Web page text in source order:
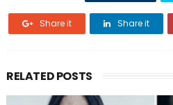
Share it Share it
RELATED POSTS